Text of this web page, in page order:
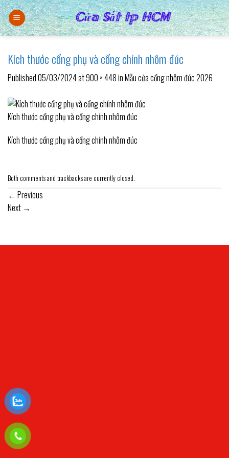
Skip
to
content
Kích thước cổng phụ và cổng chính nhôm đúc
Published05/03/2024at900 × 448inMẫu cửa cổng nhôm đúc 2026
Kích thước cổng phụ và cổng chính nhôm đúc
Kích thước cổng phụ và cổng chính nhôm đúc
Both comments and trackbacks are currently closed.
← Previous
Next →